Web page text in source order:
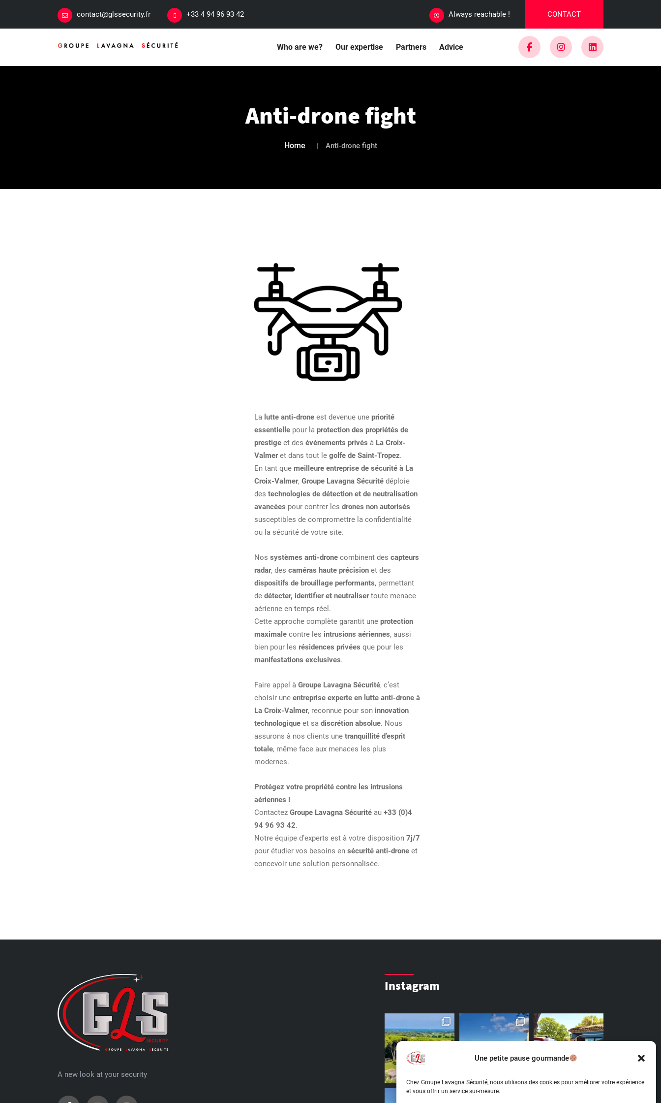
Une petite pause gourmande
Chez Groupe Lavagna Sécurité, nous utilisons des cookies pour améliorer votre expérience
et vous offrir un service sur-mesure.
contact@glssecurity.fr +33 4 94 96 93 42 Always reachable ! CONTACT
Who are we? Our expertise Partners Advice
Anti-drone fight
Home Anti-drone fight
La lutte anti-drone est devenue une priorité
essentielle pour la protection des propriétés de
prestige et des événements privés à La Croix-
Valmeret dans tout le golfe de Saint-Tropez.
En tant que meilleure entreprise de sécurité à La
Croix-Valmer, Groupe Lavagna Sécurité déploie
des technologies de détection et de neutralisation
avancées pour contrer les drones non autorisés
susceptibles de compromettre la confidentialité
ou la sécurité de votre site.
Nos systèmes anti-drone combinent des capteurs
radar, des caméras haute précision et des
dispositifs de brouillage performants, permettant
de détecter, identifier et neutralisertoute menace
aérienne en temps réel.
Cette approche complète garantit une protection
maximale contre les intrusions aériennes, aussi
bien pour les résidences privées que pour les
manifestations exclusives.
Faire appel à Groupe Lavagna Sécurité, c’est
choisir une entreprise experte en lutte anti-drone à
La Croix-Valmer, reconnue pour son innovation
technologique et sa discrétion absolue. Nous
assurons à nos clients une tranquillité d’esprit
totale, même face aux menaces les plus
modernes.
Protégez votre propriété contre les intrusions
aériennes !
Contactez Groupe Lavagna Sécurité au +33 (0)4
94 96 93 42.
Notre équipe d’experts est à votre disposition 7j/7
pour étudier vos besoins en sécurité anti-drone et
concevoir une solution personnalisée.
A new look at your security
Instagram